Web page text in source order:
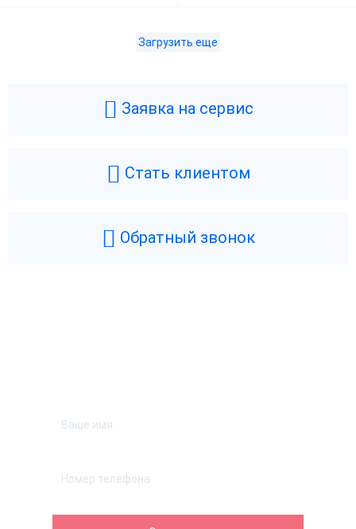
Загрузить еще
Заявка на сервис
Стать клиентом
Обратный звонок